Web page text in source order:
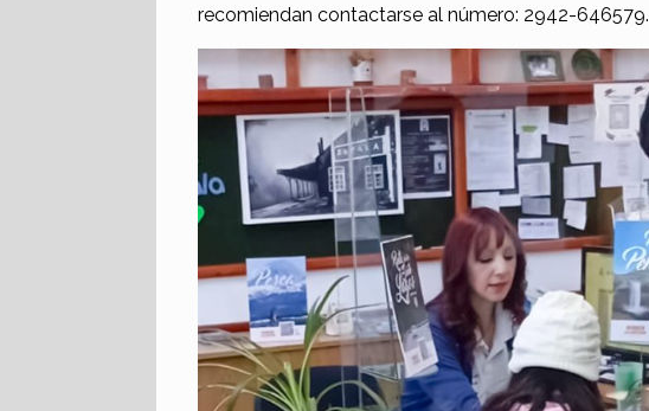
recomiendan contactarse al número: 2942-646579.